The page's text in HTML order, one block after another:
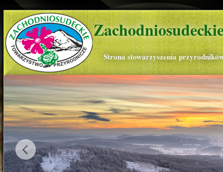
Strona stowarzyszenia